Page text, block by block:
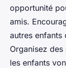
opportunité
amis.
autres enfants
Organisez
les enfants